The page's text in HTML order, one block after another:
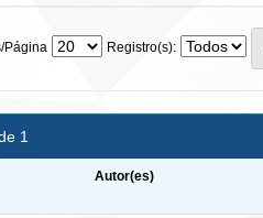
Página Registro(s):
1
Autor(es)